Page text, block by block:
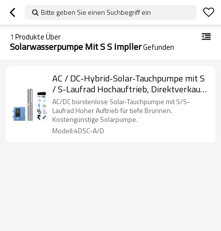
Bitte geben Sie einen Suchbegriff ein
1 Produkte Über
Solarwasserpumpe Mit S S ImpllerGefunden
AC / DC-Hybrid-Solar-Tauchpumpe mit S
/ S-Laufrad Hochauftrieb, Direktverkauf
der Solarpumpe von hoher Qualität
AC/DC bürstenlose Solar-Tauchpumpe mit S/S-
Laufrad Hoher Auftrieb für tiefe Brunnen.
Kostengünstige Solarpumpe.
Modell:4DSC-A/D